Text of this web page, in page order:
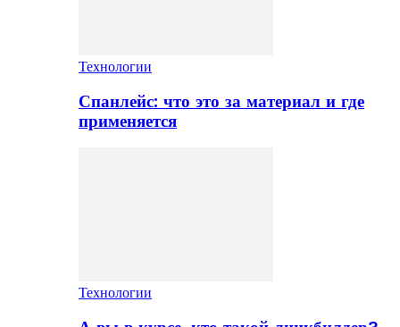
Технологии
Спанлейс: что это за материал и где
применяется
Технологии